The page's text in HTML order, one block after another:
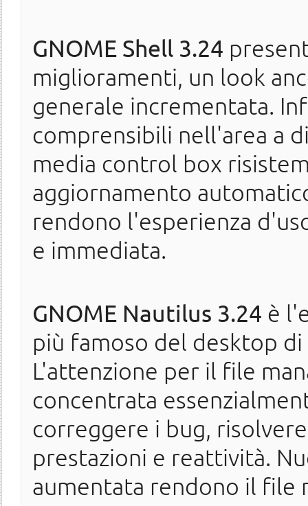
GNOME Shell 3.24
miglioramenti, un look
generale incrementata.
comprensibili nell'area a
media control box
aggiornamento
rendono l'esperienza
e immediata.
GNOME Nautilus 3.24 è
più famoso del desktop di
L'attenzione per il file
concentrata
correggere i bug,
prestazioni e reattività.
aumentata rendono il file